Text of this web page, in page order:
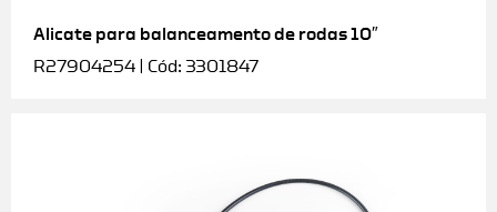
Alicate para balanceamento de rodas 10″
R27904254 | Cód: 3301847